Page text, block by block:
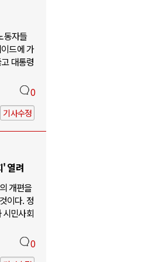
동자들
드에 가
대통령
0
기사수정
' 열려
개편을
이다. 정
시민사회
0